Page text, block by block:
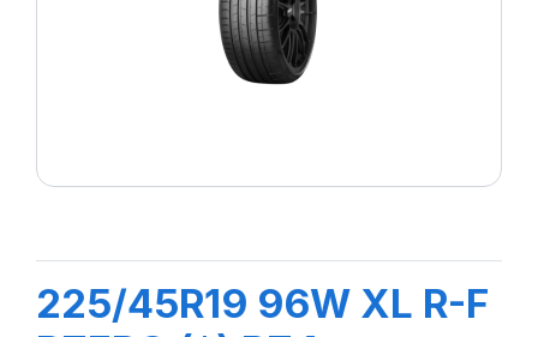
225/45R19 96W XL R-F